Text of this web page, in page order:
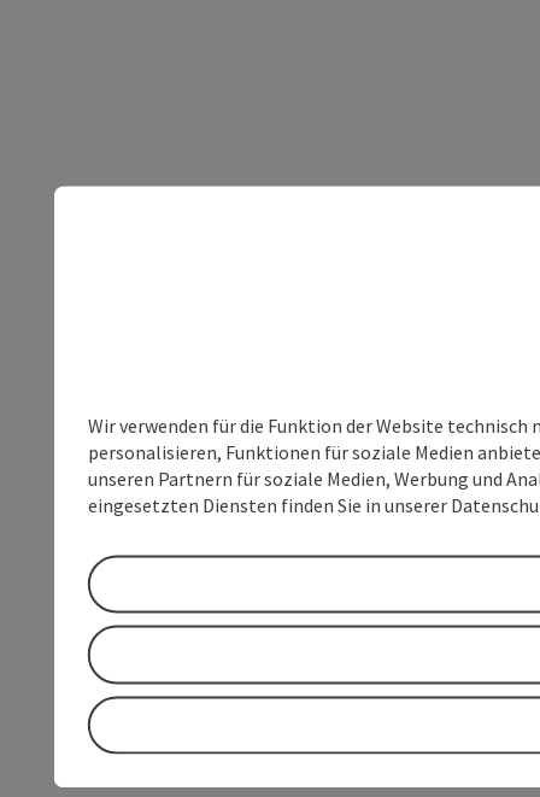
Wir verwenden für die Funktion der Website
personalisieren, Funktionen für soziale Medien
unseren Partnern für soziale Medien, Werbung und
eingesetzten Diensten finden Sie in unserer